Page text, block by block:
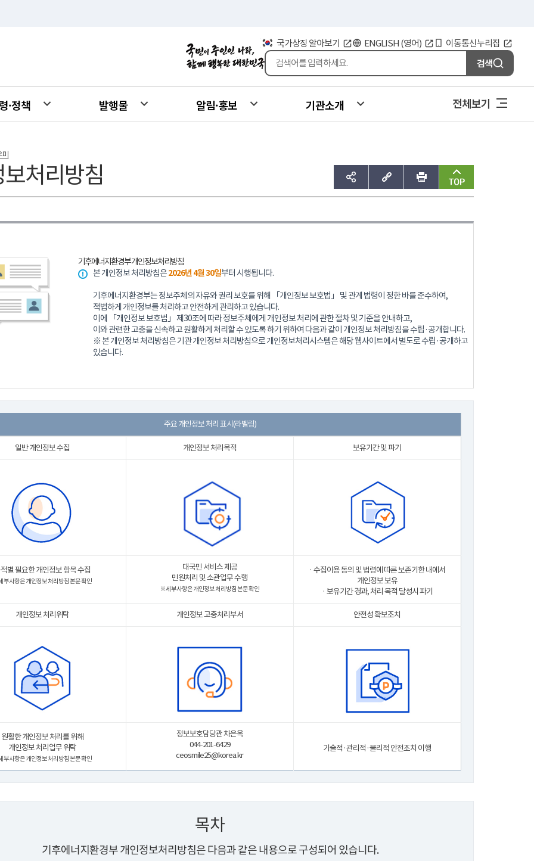
국가상징 알아보기 ENGLISH (영어) 이동통신누리집
검색
·정책 발행물 알림·홍보 기관소개 전체보기
미
처리방침 sns공유하기 주소복사 인쇄 맨위로
기후에너지환경부 개인정보처리방침
본 개인정보 처리방침은2026년 4월 30일부터 시행됩니다.
기후에너지환경부는 정보주체의 자유와 권리 보호를 위해 「개인정보 보호법」 및 관계 법령이 정한 바를 준수하여,
적법하게 개인정보를 처리하고 안전하게 관리하고 있습니다.
이에 「개인정보 보호법」 제30조에 따라 정보주체에게 개인정보 처리에 관한 절차 및 기준을 안내하고,
이와 관련한 고충을 신속하고 원활하게 처리할 수 있도록 하기 위하여 다음과 같이 개인정보 처리방침을 수립·공개합니다.
※ 본 개인정보 처리방침은 기관 개인정보 처리방침으로 개인정보처리시스템은 해당 웹사이트에서 별도로 수립·공개하고
있습니다.
주요 개인정보 처리 표시(라벨링)
일반 개인정보 수집 개인정보 처리목적 보유기간 및 파기
별 필요한 개인정보 항목 수집
부사항은 개인정보 처리방침 본문 확인
대국민 서비스 제공
민원처리 및 소관업무 수행
※ 세부사항은 개인정보 처리방침 본문 확인
· 수집이용 동의 및 법령에 따른 보존기한 내에서
개인정보 보유
· 보유기간 경과, 처리 목적 달성시 파기
개인정보 처리위탁 개인정보 고충처리부서 안전성 확보조치
원활한 개인정보 처리를 위해
개인정보 처리업무 위탁
부사항은 개인정보 처리방침 본문 확인
정보보호담당관 차은옥
044-201-6429
ceosmile25@korea.kr
기술적·관리적·물리적 안전조치 이행
목차
기후에너지환경부 개인정보처리방침은 다음과 같은 내용으로 구성되어 있습니다.